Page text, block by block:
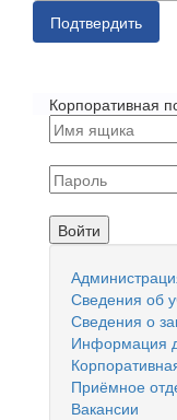
Подтвердить
Корпоративная
Сведения об
Сведения о
Информация
Приёмное
Вакансии